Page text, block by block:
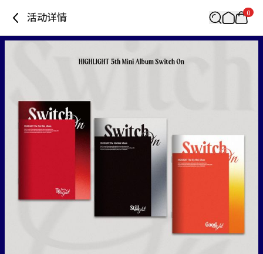
活动详情 0